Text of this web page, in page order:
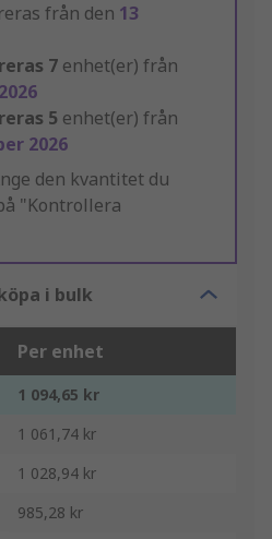
från den 13
7 enhet(er) från
5 enhet(er) från
2026
den kvantitet du
"Kontrollera
i bulk
Per enhet
1 094,65 kr
1 061,74 kr
1 028,94 kr
985,28 kr